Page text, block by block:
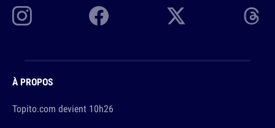
À PROPOS
Topito.com devient 10h26